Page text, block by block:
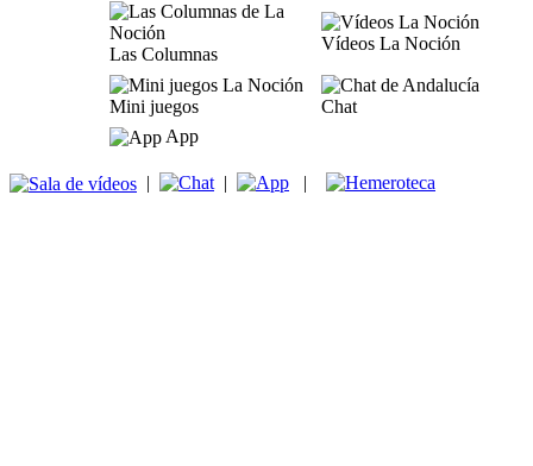
Las Columnas
Vídeos La Noción
Mini juegos
Chat
App
| | |